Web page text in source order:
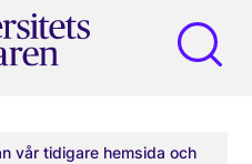
vår tidigare hemsida och